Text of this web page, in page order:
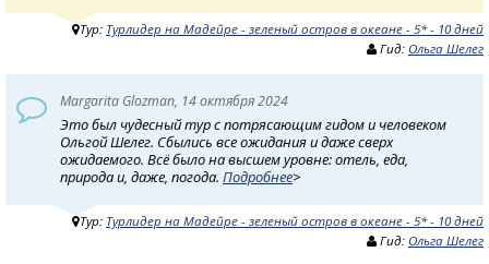
Тур: Турлидер на Мадейре - зеленый остров в океане - 5* - 10 дней
Гид: Ольга Шелег
Margarita Glozman, 14 октября 2024
Это был чудесный тур с потрясающим гидом и человеком
Ольгой Шелег. Сбылись все ожидания и даже сверх
ожидаемого. Всё было на высшем уровне: отель, еда,
природа и, даже, погода. Подробнее>
Тур: Турлидер на Мадейре - зеленый остров в океане - 5* - 10 дней
Гид: Ольга Шелег